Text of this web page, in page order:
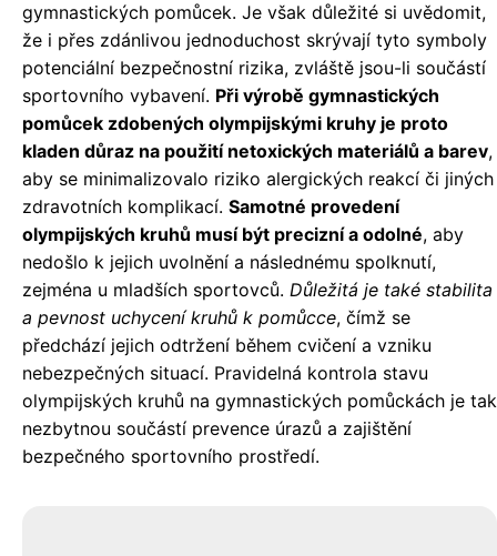
gymnastických pomůcek. Je však důležité si uvědomit,
že i přes zdánlivou jednoduchost skrývají tyto symboly
potenciální bezpečnostní rizika, zvláště jsou-li součástí
sportovního vybavení. Při výrobě gymnastických
pomůcek zdobených olympijskými kruhy je proto
kladen důraz na použití netoxických materiálů a barev,
aby se minimalizovalo riziko alergických reakcí či jiných
zdravotních komplikací. Samotné provedení
olympijských kruhů musí být precizní a odolné, aby
nedošlo k jejich uvolnění a následnému spolknutí,
zejména u mladších sportovců. Důležitá je také stabilita
a pevnost uchycení kruhů k pomůcce, čímž se
předchází jejich odtržení během cvičení a vzniku
nebezpečných situací. Pravidelná kontrola stavu
olympijských kruhů na gymnastických pomůckách je tak
nezbytnou součástí prevence úrazů a zajištění
bezpečného sportovního prostředí.